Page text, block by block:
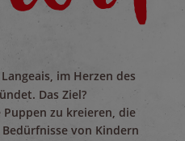
im Herzen des
Das Ziel?
Puppen zu kreieren, die
von Kindern